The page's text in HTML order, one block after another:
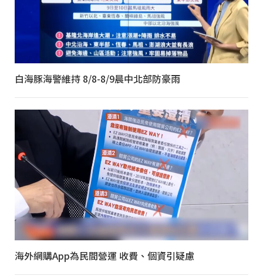
白海豚海警維持 8/8-8/9晨中北部防豪雨
海外網購App為民間營運 收費、個資引疑慮